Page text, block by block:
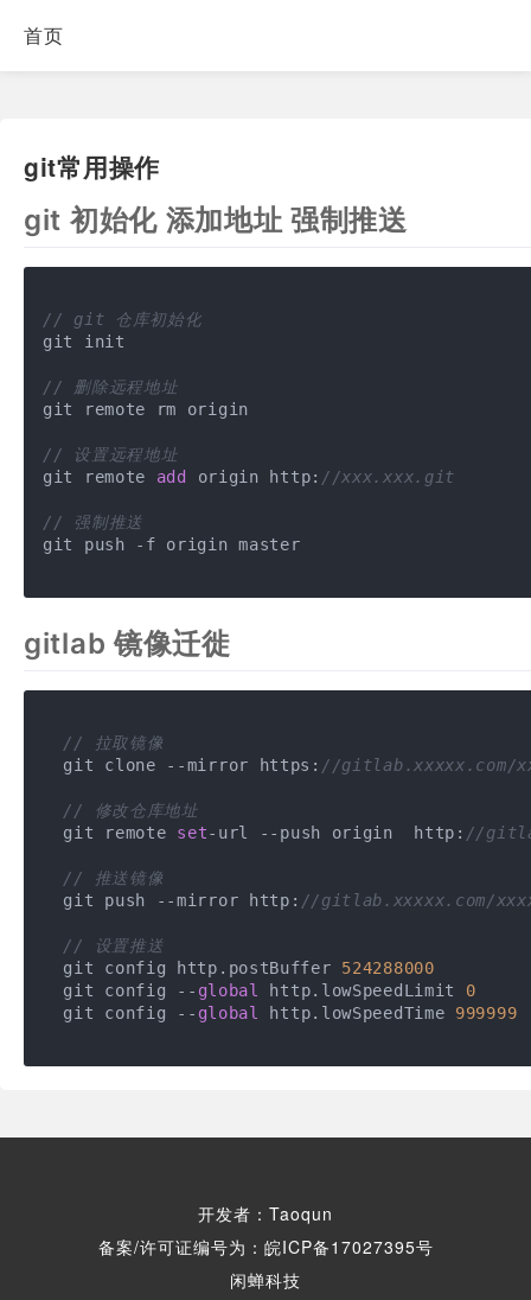
首页
git常用操作
git 初始化 添加地址 强制推送
// git 仓库初始化
git init
// 删除远程地址
git remote rm origin
// 设置远程地址
git remote add origin http: //xxx.xxx.git
// 强制推送
git push -f origin master
gitlab 镜像迁徙
// 拉取镜像
  git clone --mirror https:
//gitlab.xxxxx.com/
// 修改仓库地址
  git remote
set-url --push origin  http: //
// 推送镜像
  git push --mirror http:
//gitlab.xxxxx.com/
// 设置推送
  git config http.postBuffer
524288000
  git config --
global http.lowSpeedLimit 0
  git config --
global http.lowSpeedTime 999999
开发者：Taoqun
备案/许可证编号为：皖ICP备17027395号
闲蝉科技